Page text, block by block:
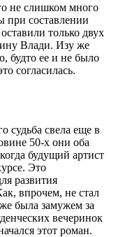
не слишком много
при составлении
только двух
Влади. Изу же
будто ее и не было
согласилась.
судьба свела еще в
50-х они оба
будущий артист
Это
развития
впрочем, не стал
была замужем за
вечеринок
этот роман.